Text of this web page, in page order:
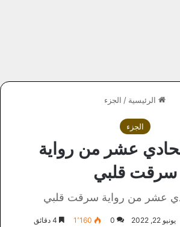
الرئيسية / الجزء
الجزء
عشر من رواية
سرقت قلبي
عشر من رواية سرقت قلبي
يونيو 22, 2022 0 1٬160